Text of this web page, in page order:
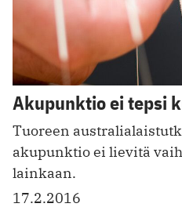
Akupunktio ei tepsi
Tuoreen
akupunktio ei lievitä
lainkaan.
17.2.2016